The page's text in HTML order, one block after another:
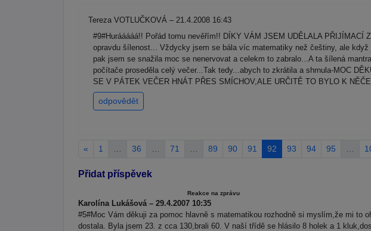
Tereza VOTLUČKOVÁ – 21.4.2008 16:43
#9#Hurááááá!! Pořád tomu nevěřím!! DÍKY VÁM JSEM UDĚLALA
opravdu šílenost... Vždycky jsem se bála víc matematiky než češtiny, ale
pak jsem se snažila moc se nenervovat a celekm to zabralo...A ta šílená
počítače proseděla celý večer...Tak tedy...abych to zkrátila a shrnula-MOC
SE V PÁTEK VEČER HNÁT PŘES SMÍCHOV,ALE URČITĚ TO BYLO K
odpovědět
« 1 36 71 89 90 91 92 93 94 95
Přidat příspěvek
Reakce na zprávu
Karolína Lukášová – 29.4.2007 10:35
#5#Moc Vám děkuji za pomoc hlavně s matematikou rozhodně si myslím,že mi to
dostala. Byla jsem 23. z cca 130,brali 60. V naší třídě se hlásilo 8 holek a 1